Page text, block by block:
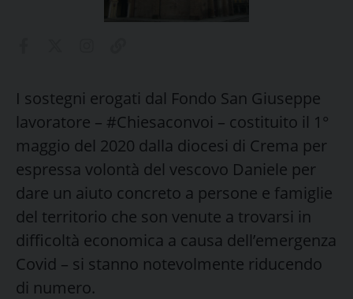
I sostegni erogati dal Fondo San Giuseppe
lavoratore – #Chiesaconvoi – costituito il 1°
maggio del 2020 dalla diocesi di Crema per
espressa volontà del vescovo Daniele per
dare un aiuto concreto a persone e famiglie
del territorio che son venute a trovarsi in
difficoltà economica a causa dell’emergenza
Covid – si stanno notevolmente riducendo
di numero.